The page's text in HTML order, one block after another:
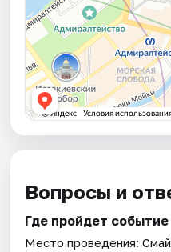
Вопросы и
Где пройдет
Место проведения: